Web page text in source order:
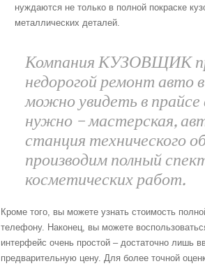
нуждаются не только в полной покраске
металлических деталей.
Компания КУЗОВЩИК
недорогой ремонт авто
можно увидеть в
нужно – мастерская,
станция технического
производим полный
косметических работ.
Кроме того, вы можете узнать стоимость
телефону. Наконец, вы можете
интерфейс очень простой – достаточно лишь
предварительную цену. Для более точной